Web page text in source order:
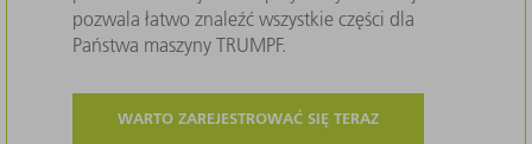
pozwala łatwo znaleźć wszystkie części dla
Państwa maszyny TRUMPF.
WARTO ZAREJESTROWAĆ SIĘ TERAZ